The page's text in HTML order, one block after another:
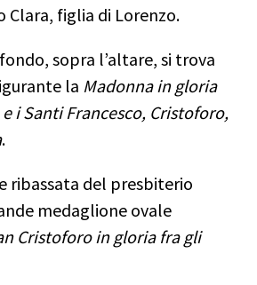
Clara, figlia di Lorenzo.
sopra l’altare, si trova
la Madonna in gloria
i Santi Francesco, Cristoforo,
.
ribassata del presbiterio
medaglione ovale
Cristoforo in gloria fra gli